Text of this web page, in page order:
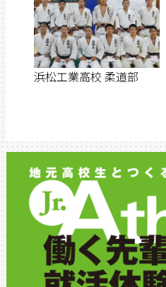
浜松工業高校 柔道部